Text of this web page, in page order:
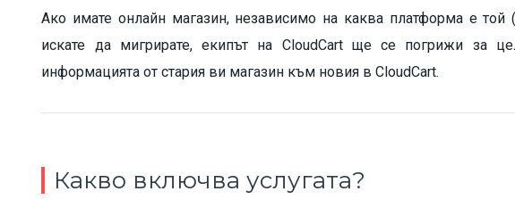
Ако имате онлайн магазин, независимо на каква платформа е той
искате да мигрирате, екипът на CloudCart ще се погрижи за
информацията от стария ви магазин към новия в CloudCart.
Какво включва услугата?